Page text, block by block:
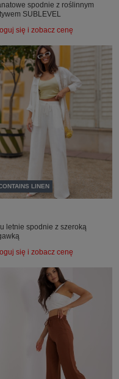
spodnie z roślinnym
SUBLEVEL
się i zobacz cenę
LINEN
letnie spodnie z szeroką
się i zobacz cenę